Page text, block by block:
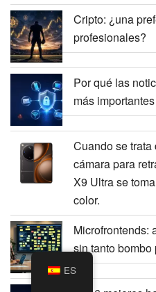
Cripto: ¿una
profesionales?
Por qué las
más
Cuando se
cámara para
X9 Ultra se
color.
Microfrontends:
sin tanto
ES